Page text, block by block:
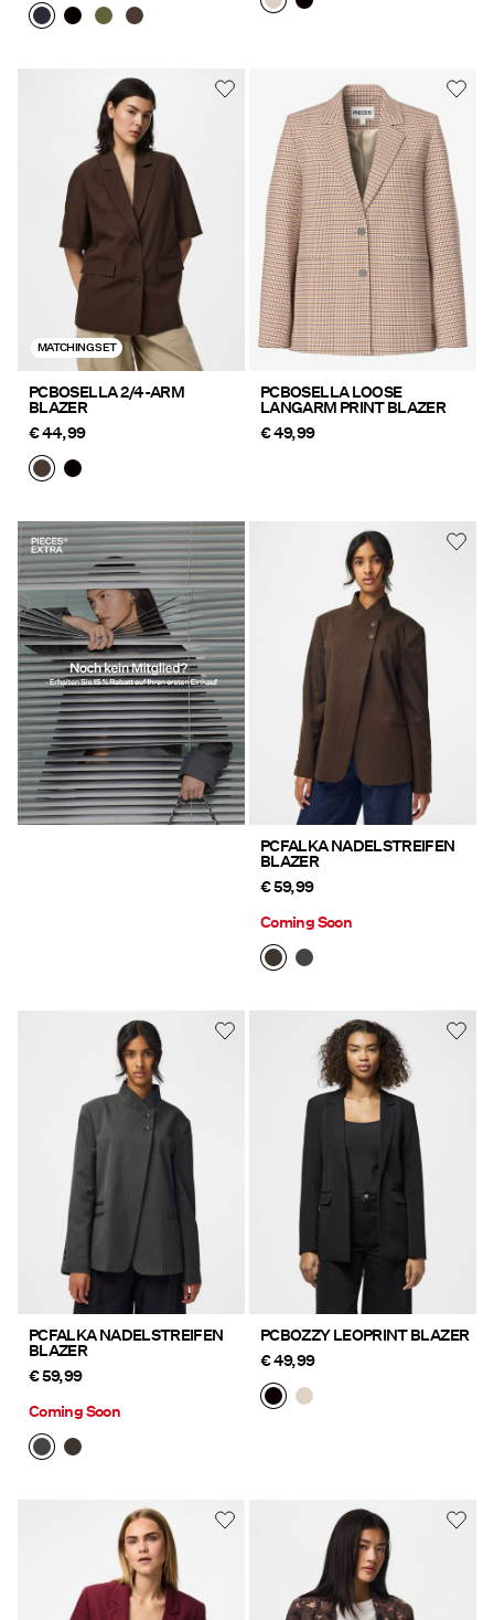
MATCHING SET
PCBOSELLA 2/4-ARM
BLAZER
€ 44,99
PCBOSELLA LOOSE
LANGARM PRINT BLAZER
€ 49,99
https://www.pieces.com/share?
register=true
PCFALKA NADELSTREIFEN
BLAZER
€ 59,99
Coming Soon
PCFALKA NADELSTREIFEN
BLAZER
€ 59,99
Coming Soon
PCBOZZY LEOPRINT BLAZER
€ 49,99